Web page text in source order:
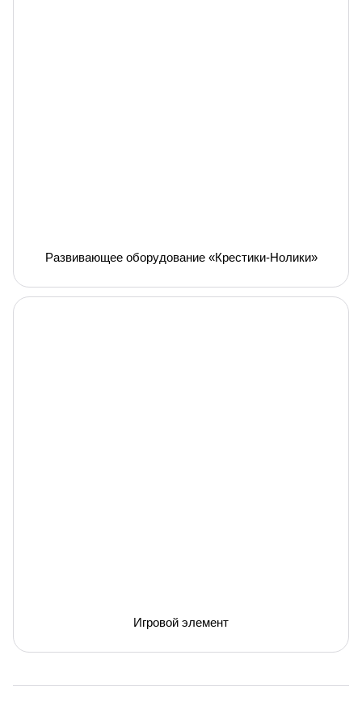
Развивающее оборудование «Крестики-Нолики»
Игровой элемент